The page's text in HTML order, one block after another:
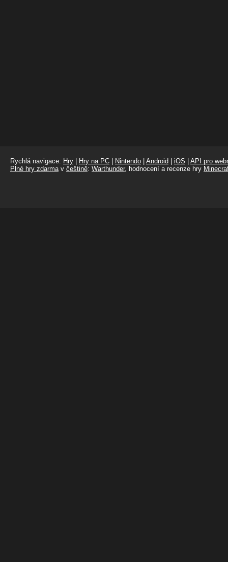
Rychlá navigace: Hry Hry na PC Nintendo Android iOS
API pro
Plné hry zdarmav češtině: Warthunder, hodnocení a recenze hry